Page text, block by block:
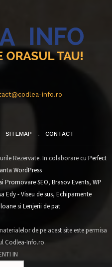
info.ro
SITEMAP CONTACT
Rezervate. In colaborare cu Perfect
WordPress
Promovare SEO, Brasov Events, WP
Edy - Viseu de sus, Echipamente
si Lenjerii de pat
de pe acest site este permisa
Codlea-Info.ro.
IN